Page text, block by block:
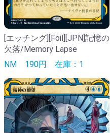
[エッチング][Foil][JPN]記憶の
欠落/Memory Lapse
NM 190円 在庫：1